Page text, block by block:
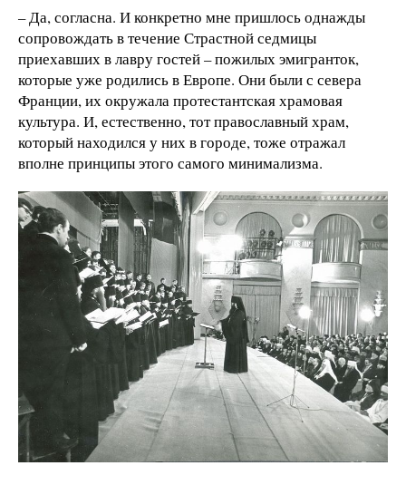
–Да, согласна. И конкретно мне пришлось однажды
сопровождать в течение Страстной седмицы
приехавших в лавру гостей – пожилых эмигранток,
которые уже родились в Европе. Они были с севера
Франции, их окружала протестантская храмовая
культура. И, естественно, тот православный храм,
который находился у них в городе, тоже отражал
вполне принципы этого самого минимализма.